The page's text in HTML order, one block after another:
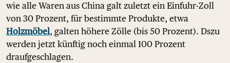
wie alle Waren aus China galt zuletzt ein Einfuhr-Zoll
von 30 Prozent, für bestimmte Produkte, etwa
Holzmöbel, galten höhere Zölle (bis 50 Prozent). Dszu
werden jetzt künftig noch einmal 100 Prozent
draufgeschlagen.